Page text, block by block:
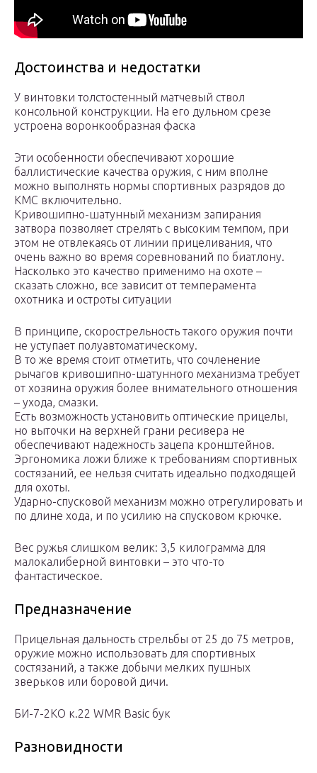
Достоинства и недостатки
У винтовки толстостенный матчевый ствол
консольной конструкции. На его дульном срезе
устроена воронкообразная фаска
Эти особенности обеспечивают хорошие
баллистические качества оружия, с ним вполне
можно выполнять нормы спортивных разрядов до
КМС включительно.
Кривошипно-шатунный механизм запирания
затвора позволяет стрелять с высоким темпом, при
этом не отвлекаясь от линии прицеливания, что
очень важно во время соревнований по биатлону.
Насколько это качество применимо на охоте –
сказать сложно, все зависит от темперамента
охотника и остроты ситуации
В принципе, скорострельность такого оружия почти
не уступает полуавтоматическому.
В то же время стоит отметить, что сочленение
рычагов кривошипно-шатунного механизма требует
от хозяина оружия более внимательного отношения
– ухода, смазки.
Есть возможность установить оптические прицелы,
но выточки на верхней грани ресивера не
обеспечивают надежность зацепа кронштейнов.
Эргономика ложи ближе к требованиям спортивных
состязаний, ее нельзя считать идеально подходящей
для охоты.
Ударно-спусковой механизм можно отрегулировать и
по длине хода, и по усилию на спусковом крючке.
Вес ружья слишком велик: 3,5 килограмма для
малокалиберной винтовки – это что-то
фантастическое.
Предназначение
Прицельная дальность стрельбы от 25 до 75 метров,
оружие можно использовать для спортивных
состязаний, а также добычи мелких пушных
зверьков или боровой дичи.
БИ-7-2КО к.22 WMR Basic бук
Разновидности